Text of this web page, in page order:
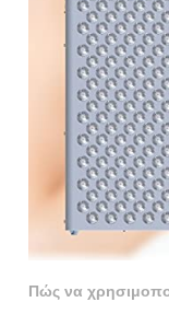
Πώς να